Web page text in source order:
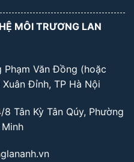
MÔI TRƯƠNG LAN
Phạm Văn Đồng (hoặc
Đỉnh, TP Hà Nội
Tân Kỳ Tân Qúy, Phường